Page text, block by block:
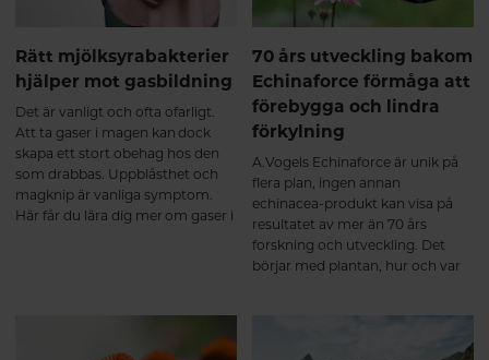
Rätt mjölksyrabakterier
hjälper mot gasbildning
Det är vanligt och ofta ofarligt.
Att ta gaser i magen kan dock
skapa ett stort obehag hos den
som drabbas. Uppblåsthet och
magknip är vanliga symptom.
Här får du lära dig mer om gaser i
70 års utveckling bakom
Echinaforce förmåga att
förebygga och lindra
förkylning
A.Vogels Echinaforce är unik på
flera plan, ingen annan
echinacea-produkt kan visa på
resultatet av mer än 70 års
forskning och utveckling. Det
börjar med plantan, hur och var